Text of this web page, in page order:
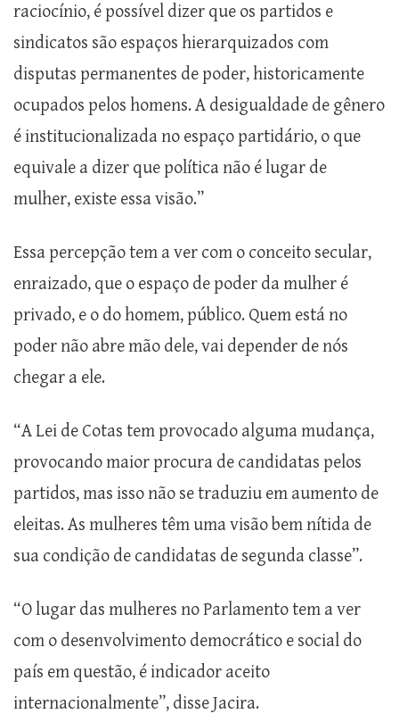
raciocínio, é possível dizer que os partidos e
sindicatos são espaços hierarquizados com
disputas permanentes de poder, historicamente
ocupados pelos homens. A desigualdade de gênero
é institucionalizada no espaço partidário, o que
equivale a dizer que política não é lugar de
mulher, existe essa visão.”
Essa percepção tem a ver com o conceito secular,
enraizado, que o espaço de poder da mulher é
privado, e o do homem, público. Quem está no
poder não abre mão dele, vai depender de nós
chegar a ele.
“A Lei de Cotas tem provocado alguma mudança,
provocando maior procura de candidatas pelos
partidos, mas isso não se traduziu em aumento de
eleitas. As mulheres têm uma visão bem nítida de
sua condição de candidatas de segunda classe”.
“O lugar das mulheres no Parlamento tem a ver
com o desenvolvimento democrático e social do
país em questão, é indicador aceito
internacionalmente”, disse Jacira.